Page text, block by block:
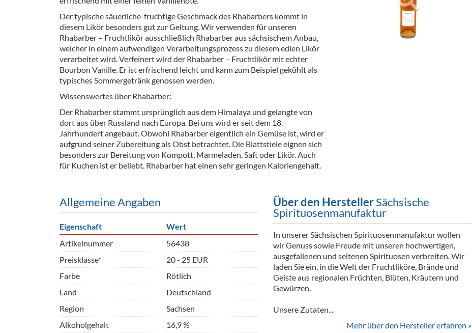
Equipment
Ausschankwagen
Gläser
Kühlanhänger
Theken + Zubehör
Verpackung
Hygieneartikel & Desinfektion
Der typische säuerliche-fruchtige Geschmack des Rhabarbers kommt in
diesem Likör besonders gut zur Geltung. Wir verwenden für unseren
Rhabarber – Fruchtlikör ausschließlich Rhabarber aus sächsischem Anbau,
welcher in einem aufwendigen Verarbeitungsprozess zu diesem edlen Likör
verarbeitet wird. Verfeinert wird der Rhabarber – Fruchtlikör mit echter
Bourbon Vanille. Er ist erfrischend leicht und kann zum Beispiel gekühlt als
typisches Sommergetränk genossen werden.
Wissenswertes über Rhabarber:
Der Rhabarber stammt ursprünglich aus dem Himalaya und gelangte von
dort aus über Russland nach Europa. Bei uns wird er seit dem 18.
Jahrhundert angebaut. Obwohl Rhabarber eigentlich ein Gemüse ist, wird er
aufgrund seiner Zubereitung als Obst betrachtet. Die Blattstiele eignen sich
besonders zur Bereitung von Kompott, Marmeladen, Saft oder Likör. Auch
für Kuchen ist er beliebt. Rhabarber hat einen sehr geringen Kaloriengehalt.
Allgemeine Angaben
Eigenschaft
Wert
Artikelnummer
56438
Preisklasse*
20 - 25 EUR
Farbe
Rötlich
Land
Deutschland
Region
Sachsen
Alkoholgehalt
16,9 %
Über den HerstellerSächsische
Spirituosenmanufaktur
In unserer Sächsischen Spirituosenmanufaktur wollen
wir Genuss sowie Freude mit unseren hochwertigen,
ausgefallenen und seltenen Spirituosen verbreiten. Wir
laden Sie ein, in die Welt der Fruchtliköre, Brände und
Geiste aus regionalen Früchten, Blüten, Kräutern und
Gewürzen.
Unsere Zutaten...
Mehr über den Hersteller erfahren »